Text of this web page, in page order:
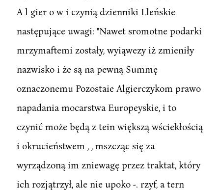
A l gier o w i czynią dzienniki Lleńskie
następujące uwagi: "Nawet sromotne podarki
mrzymaftemi zostały, wyiąwezy iż zmieniły
nazwisko i że są na pewną Summę
oznaczonemu Pozostaie Algierczykom prawo
napadania mocarstwa Europeyskie, i to
czynić może będą z tein większą wściekłością
i okrucieństwem , , mszcząc się za
wyrządzoną im zniewagę przez traktat, który
ich rozjątrzył, ale nie upoko -. rzyf, a tern